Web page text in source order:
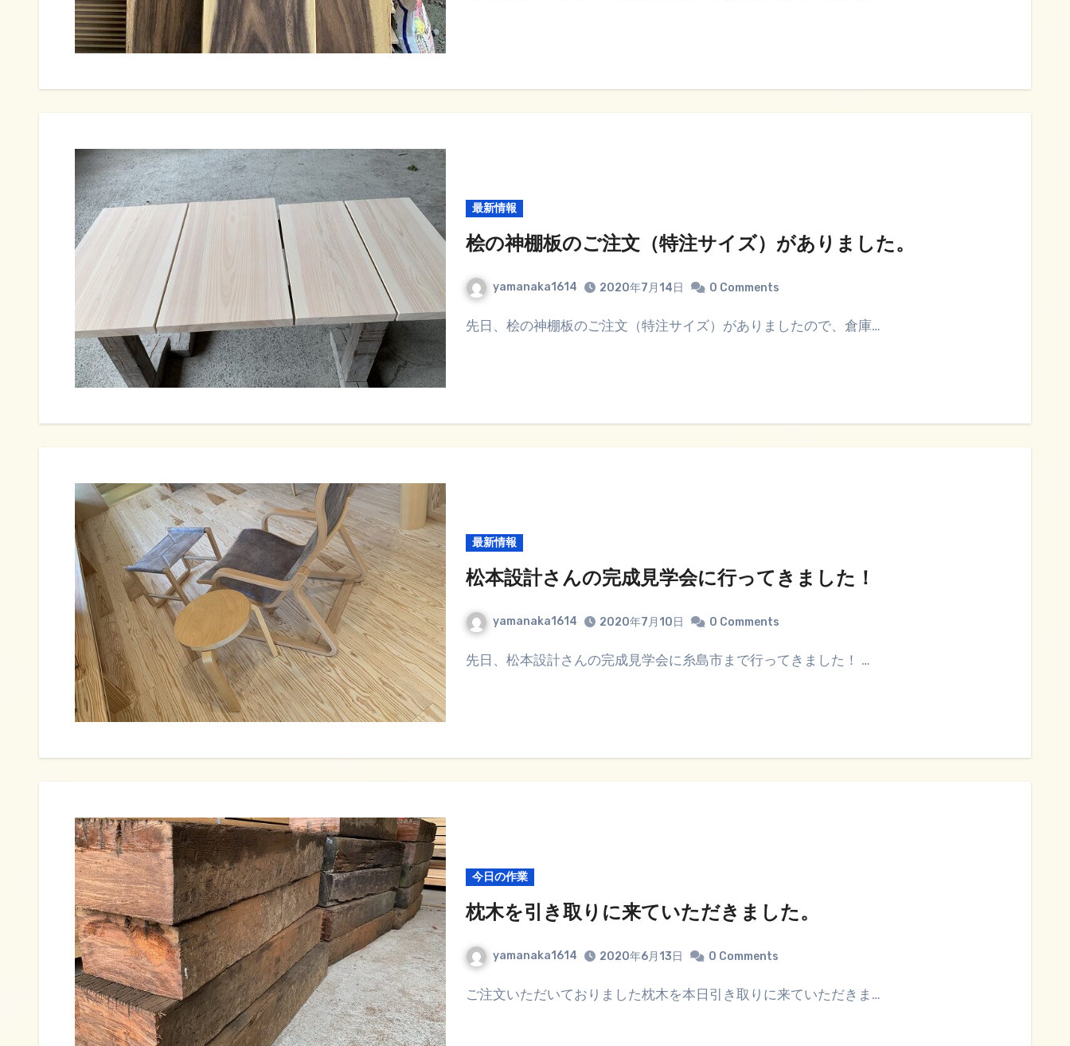
最新情報
桧の神棚板のご注文（特注サイズ）がありました。
yamanaka1614 2020年7月14日 0 Comments
先日、桧の神棚板のご注文（特注サイズ）がありましたので、倉庫…
最新情報
松本設計さんの完成見学会に行ってきました！
yamanaka1614 2020年7月10日 0 Comments
先日、松本設計さんの完成見学会に糸島市まで行ってきました！ …
今日の作業
枕木を引き取りに来ていただきました。
yamanaka1614 2020年6月13日 0 Comments
ご注文いただいておりました枕木を本日引き取りに来ていただきま…